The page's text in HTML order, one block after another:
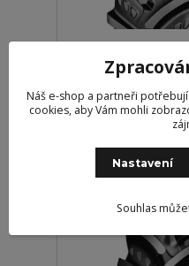
KLEBER 420/85
144A8/141B TL
19 969 Kč
16 503 Kčbez DPH
Náš e-shop a partneři potřebují
cookies, aby Vám mohli
Nastavení
Souhlas